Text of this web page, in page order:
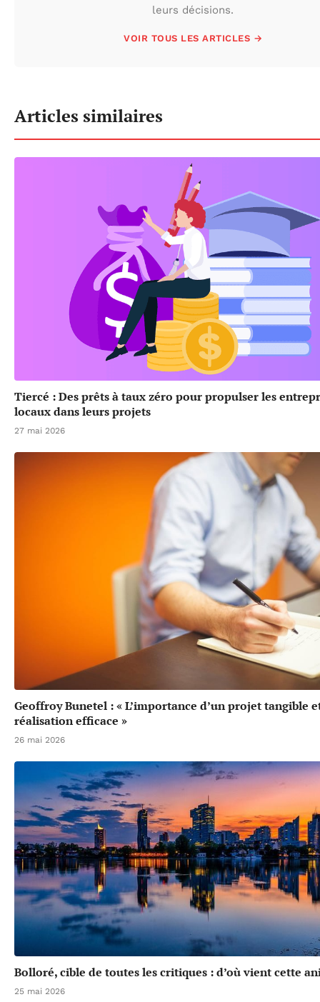
leurs décisions.
VOIR TOUS LES ARTICLES →
Articles similaires
Tiercé : Des prêts à taux zéro pour propulser les
locaux dans leurs projets
27 mai 2026
Geoffroy Bunetel : « L’importance d’un projet tangible
réalisation efficace »
26 mai 2026
Bolloré, cible de toutes les critiques : d’où vient cette
25 mai 2026